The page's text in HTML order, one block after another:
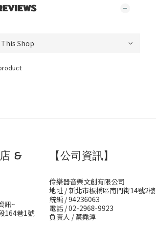
&
訊~
164巷1號
【公司資訊】
伶樂器音樂文創有限公司
地址 / 新北市板橋區南門街14號2樓
統編 / 94236063
電話 / 02-2968-9923
負責人 / 蔡堯淳